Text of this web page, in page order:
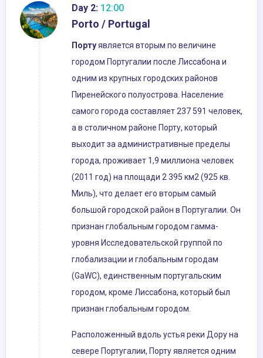
Day 2: 12:00
Porto / Portugal
Портуявляется вторым по величине
городом Португалии после Лиссабона и
одним из крупных городских районов
Пиренейского полуострова. Население
самого города составляет 237 591 человек,
а в столичном районе Порту, который
выходит за административные пределы
города, проживает 1,9 миллиона человек
(2011 год) на площади 2 395 км2 (925 кв.
Миль), что делает его вторым самый
большой городской район в Португалии. Он
признан глобальным городом гамма-
уровня Исследовательской группой по
глобализации и глобальным городам
(GaWC), единственным португальским
городом, кроме Лиссабона, который был
признан глобальным городом.
Расположенный вдоль устья реки Дору на
севере Португалии, Порту является одним